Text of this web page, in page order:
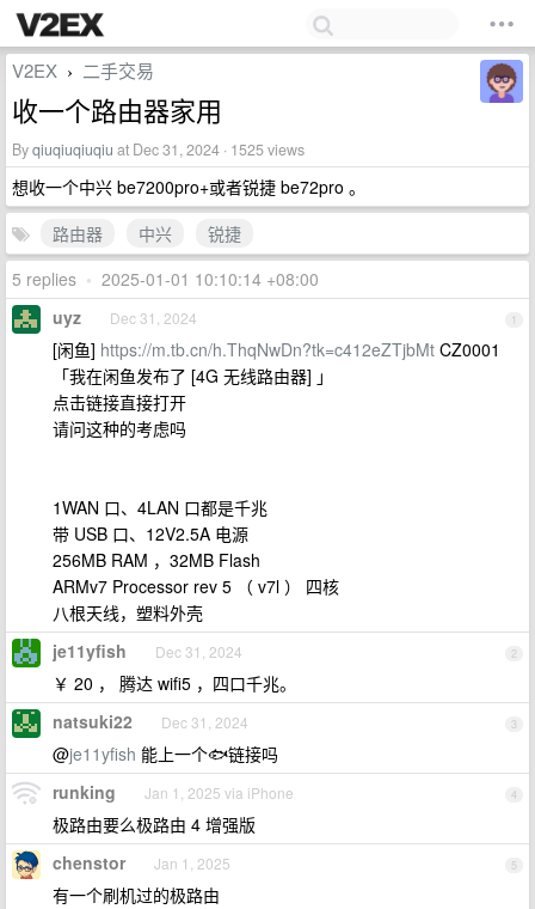
V2EX › 二手交易
收一个路由器家用
Byqiuqiuqiuqiu at Dec 31, 2024 · 1525 views
想收一个中兴 be7200pro+或者锐捷 be72pro 。
路由器
中兴
锐捷
5 replies • 2025-01-01 10:10:14 +08:00
1
uyz Dec 31, 2024
[闲鱼] https://m.tb.cn/h.ThqNwDn?tk=c412eZTjbMt CZ0001
「我在闲鱼发布了 [4G 无线路由器] 」
点击链接直接打开
请问这种的考虑吗
1WAN 口、4LAN 口都是千兆
带 USB 口、12V2.5A 电源
256MB RAM ，32MB Flash
ARMv7 Processor rev 5 （ v7l ） 四核
八根天线，塑料外壳
2
je11yfish Dec 31, 2024
￥ 20 ， 腾达 wifi5 ，四口千兆。
3
natsuki22 Dec 31, 2024
@je11yfish 能上一个🐟链接吗
4
runking Jan 1, 2025 via iPhone
极路由要么极路由 4 增强版
5
chenstor Jan 1, 2025
有一个刷机过的极路由